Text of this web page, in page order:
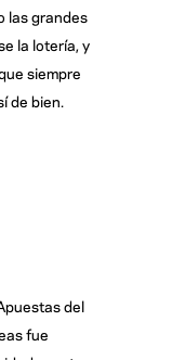
las grandes
la lotería, y
siempre
de bien.
del
fue